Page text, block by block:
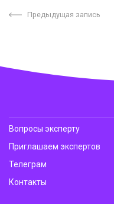
Предыдущая запись
Вопросы эксперту
Приглашаем экспертов
Телеграм
Контакты